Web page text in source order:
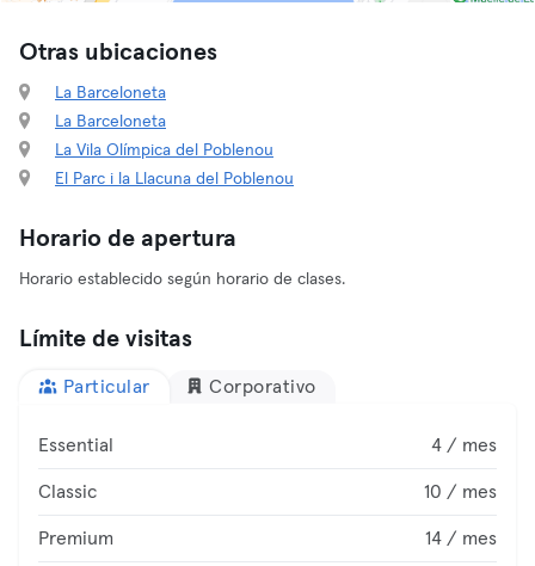
Otras ubicaciones
La Barceloneta
La Barceloneta
La Vila Olímpica del Poblenou
El Parc i la Llacuna del Poblenou
Horario de apertura
Horario establecido según horario de clases.
Límite de visitas
Particular Corporativo
Essential 4 / mes
Classic 10 / mes
Premium 14 / mes